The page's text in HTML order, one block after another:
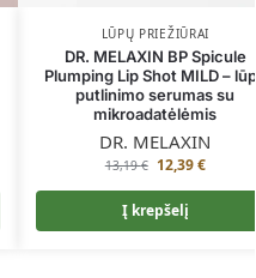
LŪPŲ PRIEŽIŪRAI
DR. MELAXIN BP Spicule
Plumping Lip Shot MILD –
putlinimo serumas su
mikroadatėlėmis
DR. MELAXIN
13,19€ 12,39€
Į krepšelį